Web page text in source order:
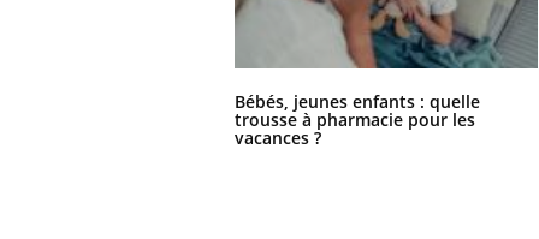
Bébés, jeunes enfants : quelle
trousse à pharmacie pour les
vacances ?